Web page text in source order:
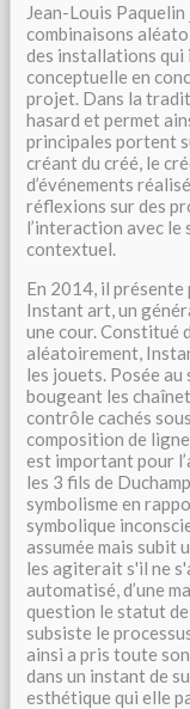
Jean-Louis
combinaisons
des installations qui
conceptuelle en
projet. Dans la
hasard et permet
principales portent
créant du créé, le
d’événements
réflexions sur des
l’interaction avec le
contextuel.
En 2014, il
Instant art, un
une cour. Constitué
aléatoirement,
les jouets. Posée
bougeant les
contrôle cachés
composition de
est important pour
les 3 fils de
symbolisme en
symbolique
assumée mais subit
les agiterait s'il ne
automatisé, d’une
question le statut de
subsiste le
ainsi a pris toute
dans un instant de
esthétique qui elle